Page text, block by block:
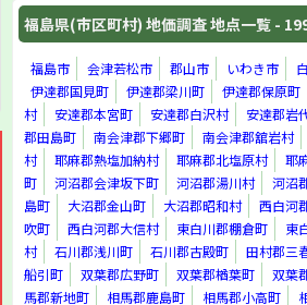
福島県(市区町村) 地価調査 地点一覧 -
福島市 会津若松市 郡山市 いわき市
伊達郡国見町
伊達郡梁川町
伊達郡保原町
村
安達郡本宮町 安達郡白沢村
安達郡岩
郡田島町
南会津郡下郷町
南会津郡舘岩村
村
耶麻郡熱塩加納村 耶麻郡北塩原村
耶
町
河沼郡会津坂下町 河沼郡湯川村
河沼
島町
大沼郡金山町 大沼郡昭和村
西白河
吹町
西白河郡大信村 東白川郡棚倉町
東
村
石川郡浅川町 石川郡古殿町
田村郡三
船引町
双葉郡広野町 双葉郡楢葉町
双葉
馬郡新地町
相馬郡鹿島町 相馬郡小高町